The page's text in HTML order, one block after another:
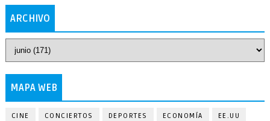
ARCHIVO
MAPA WEB
CINE CONCIERTOS DEPORTES ECONOMÍA EE.UU